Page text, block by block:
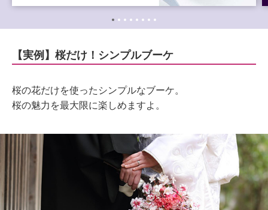
【実例】桜だけ！シンプルブーケ
桜の花だけを使ったシンプルなブーケ。
桜の魅力を最大限に楽しめますよ。